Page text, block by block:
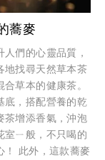
蕎麥
們的心靈品質，
地找尋天然草本茶
草本的健康茶。
底，搭配營養的乾
茶增添香氣，沖泡
室ㄧ般，不只喝的
！ 此外，這款蕎麥